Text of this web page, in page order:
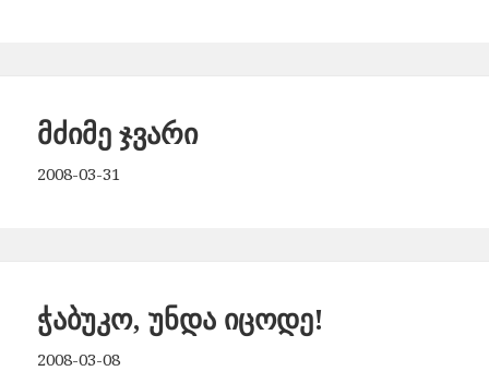
მძიმე ჯვარი
2008-03-31
ჭაბუკო, უნდა იცოდე!
2008-03-08